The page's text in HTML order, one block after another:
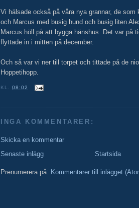
Vi hälsade också på våra nya grannar, de som
och Marcus med busig hund och busig liten
Marcus höll på att bygga hänshus. Det var på
flyttade in i mitten på december.
Och så var vi ner till torpet och tittade på de
Hoppetihopp.
KL.08:02
INGA KOMMENTARER:
Skicka en kommentar
Senaste inlägg
Startsida
Prenumerera på: Kommentarer till inlägget